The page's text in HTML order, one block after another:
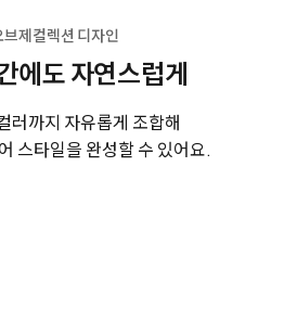
브제컬렉션 디자인
에도 자연스럽게
러까지 자유롭게 조합해
스타일을 완성할 수 있어요.